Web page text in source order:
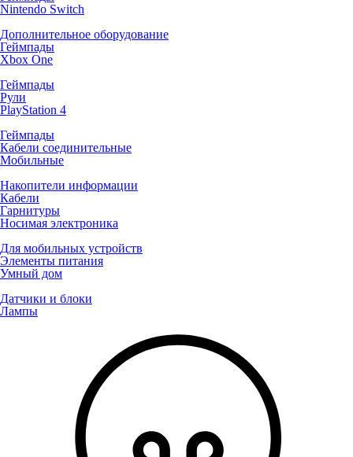
Nintendo Switch
Дополнительное оборудование
Геймпады
Xbox One
Геймпады
Рули
PlayStation 4
Геймпады
Кабели соединительные
Мобильные
Накопители информации
Кабели
Гарнитуры
Носимая электроника
Для мобильных устройств
Элементы питания
Умный дом
Датчики и блоки
Лампы